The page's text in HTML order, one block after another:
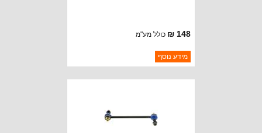
148 ₪ כולל מע"מ
ברקוד: 68413985AB
יצרן:OAKMAN OFFROAD
מידע נוסף